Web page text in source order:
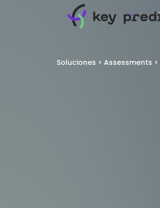
Soluciones > Assessments >